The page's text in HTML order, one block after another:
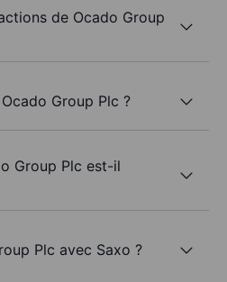
de Ocado Group
Group Plc ?
Group Plc est-il
Plc avec Saxo ?